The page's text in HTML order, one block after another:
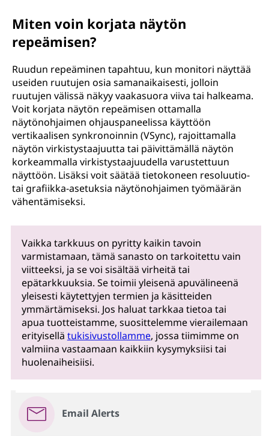
Miten voin korjata näytön
repeämisen?
Ruudun repeäminen tapahtuu, kun monitori näyttää
useiden ruutujen osia samanaikaisesti, jolloin
ruutujen välissä näkyy vaakasuora viiva tai halkeama.
Voit korjata näytön repeämisen ottamalla
näytönohjaimen ohjauspaneelissa käyttöön
vertikaalisen synkronoinnin (VSync), rajoittamalla
näytön virkistystaajuutta tai päivittämällä näytön
korkeammalla virkistystaajuudella varustettuun
näyttöön. Lisäksi voit säätää tietokoneen resoluutio-
tai grafiikka-asetuksia näytönohjaimen työmäärän
vähentämiseksi.
Vaikka tarkkuus on pyritty kaikin tavoin
varmistamaan, tämä sanasto on tarkoitettu vain
viitteeksi, ja se voi sisältää virheitä tai
epätarkkuuksia. Se toimii yleisenä apuvälineenä
yleisesti käytettyjen termien ja käsitteiden
ymmärtämiseksi. Jos haluat tarkkaa tietoa tai
apua tuotteistamme, suosittelemme vierailemaan
erityisellä tukisivustollamme, jossa tiimimme on
valmiina vastaamaan kaikkiin kysymyksiisi tai
huolenaiheisiisi.
Email Alerts